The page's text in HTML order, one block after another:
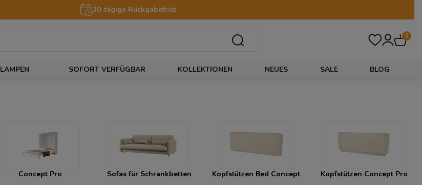
30-tägige Rückgabefrist
0
LAMPEN SOFORT VERFÜGBAR KOLLEKTIONEN NEUES SALE BLOG
Concept Pro Sofas für Schrankbetten Kopfstützen Bed Concept Kopfstützen Concept Pro